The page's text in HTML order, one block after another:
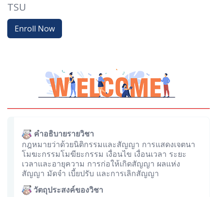
TSU
Enroll Now
คำอธิบายรายวิชา
กฎหมายว่าด้วยนิติกรรมและสัญญา การแสดงเจตนา
โมฆะกรรมโมฆียะกรรม เงื่อนไข เงื่อนเวลา ระยะ
เวลาและอายุความ การก่อให้เกิดสัญญา ผลแห่ง
สัญญา มัดจำ เบี้ยปรับ และการเลิกสัญญา
วัตถุประสงค์ของวิชา